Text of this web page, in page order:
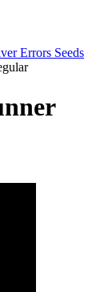
Errors Seeds